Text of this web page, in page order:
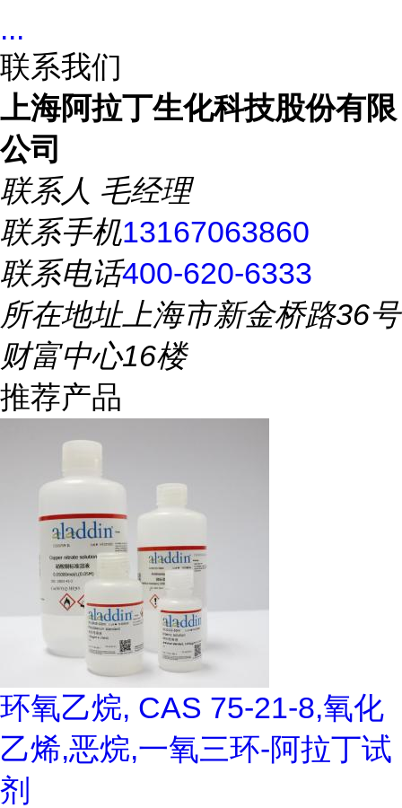
...
联系我们
上海阿拉丁生化科技股份有限
公司
联系人 毛经理
联系手机13167063860
联系电话400-620-6333
所在地址上海市新金桥路36号
财富中心16楼
推荐产品
环氧乙烷, CAS 75-21-8,氧化
乙烯,恶烷,一氧三环-阿拉丁试
剂